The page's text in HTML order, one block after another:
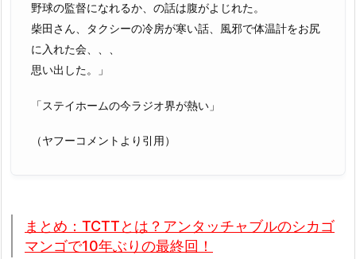
野球の監督になれるか、の話は腹がよじれた。
柴田さん、タクシーの冷房が寒い話、風邪で体温計をお尻
に入れた会、、、
思い出した。」
「ステイホームの今ラジオ界が熱い」
（ヤフーコメントより引用）
まとめ：TCTTとは？アンタッチャブルのシカゴ
マンゴで10年ぶりの最終回！